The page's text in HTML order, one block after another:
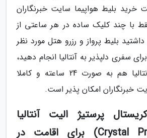
خرید بلیط هواپیما سایت خبرنگاران
با چند کلیک ساده در هر ساعتی از
بلیط پرواز و رزرو هتل مورد نظر
سفری دلپذیر به آنتالیا انجام دهید،
بعلاوه خرید تور آنتالیا هم به صورت 24 ساعته و کاملا
خبرنگاران امکان پذیر است.
پرستیژ الیت آنتالیا
(Crystal Prestige Elite) برای اقامت در